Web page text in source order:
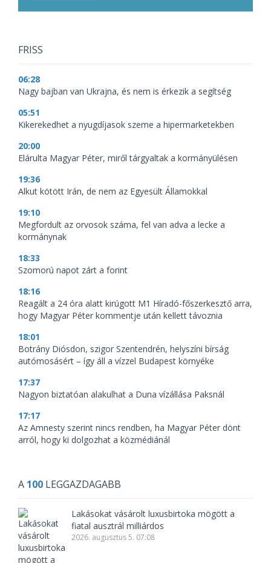
FRISS
06:28
Nagy bajban van Ukrajna, és nem is érkezik a segítség
05:51
Kikerekedhet a nyugdíjasok szeme a hipermarketekben
20:00
Elárulta Magyar Péter, miről tárgyaltak a kormányülésen
19:36
Alkut kötött Irán, de nem az Egyesült Államokkal
19:10
Megfordult az orvosok száma, fel van adva a lecke a
kormánynak
18:33
Szomorú napot zárt a forint
18:16
Reagált a 24 óra alatt kirúgott M1 Híradó-főszerkesztő arra,
hogy Magyar Péter kommentje után kellett távoznia
18:01
Botrány Diósdon, szigor Szentendrén, helyszíni bírság
autómosásért – így áll a vízzel Budapest környéke
17:37
Nagyon biztatóan alakulhat a Duna vízállása Paksnál
17:17
Az Amnesty szerint nincs rendben, ha Magyar Péter dönt
arról, hogy ki dolgozhat a közmédiánál
A 100 LEGGAZDAGABB
Lakásokat vásárolt luxusbirtoka mögött a
fiatal ausztrál milliárdos
2026. augusztus 5. 07:08